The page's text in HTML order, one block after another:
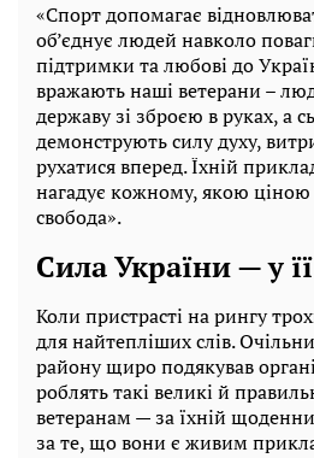
«Спорт допомагає
об’єднує людей навколо
підтримки та любові до
вражають наші ветерани –
державу зі зброєю в руках, а
демонструють силу духу,
рухатися вперед. Їхній
нагадує кожному, якою
свобода».
Сила України — у
Коли пристрасті на рингу
для найтепліших слів.
району щиро подякував
роблять такі великі й
ветеранам — за їхній
за те, що вони є живим